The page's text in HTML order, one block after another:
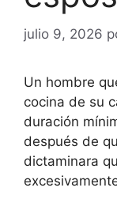
julio 9, 2026
Un hombre
cocina de su
duración
después de
dictaminara